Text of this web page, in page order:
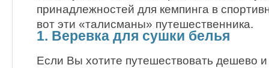
принадлежностей для кемпинга в
вот эти «талисманы» путешественника.
1. Веревка для сушки белья
Если Вы хотите путешествовать дешево